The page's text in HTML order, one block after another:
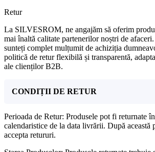
Retur
La SILVESROM, ne angajăm să oferim
mai înaltă calitate partenerilor noștri de
sunteți complet mulțumit de achiziția
politică de retur flexibilă și transparentă,
ale clienților B2B.
CONDIȚII DE RETUR
Perioada de Retur: Produsele pot fi returnate
calendaristice de la data livrării. După această
accepta retururi.